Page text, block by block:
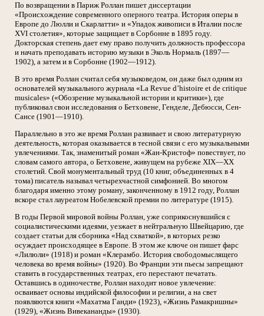
По возвращении в Париж Роллан пишет диссертации
«Происхождение современного оперного театра. История оперы в
Европе до Люлли и Скарлатти» и «Упадок живописи в Италии после
XVI столетия», которые защищает в Сорбонне в 1895 году.
Докторская степень дает ему право получить должность профессора
и начать преподавать историю музыки в Эколь Нормаль (1897—
1902), а затем и в Сорбонне (1902—1912).
В это время Роллан считал себя музыковедом, он даже был одним из
основателей музыкального журнала «La Revue d’histoire et de critique
musicales» («Обозрение музыкальной истории и критики»), где
публиковал свои исследования о Бетховене, Генделе, Дебюсси, Сен-
Сансе (1901—1910).
Параллельно в это же время Роллан развивает и свою литературную
деятельность, которая оказывается в тесной связи с его музыкальными
увлечениями. Так, знаменитый роман «Жан-Кристоф» повествует, по
словам самого автора, о Бетховене, живущем на рубеже XIX—XX
столетий. Свой монументальный труд (10 книг, объединенных в 4
тома) писатель называл четырехчастной симфонией. Во многом
благодаря именно этому роману, законченному в 1912 году, Роллан
вскоре стал лауреатом Нобелевской премии по литературе (1915).
В годы Первой мировой войны Роллан, уже соприкоснувшийся с
социалистическими идеями, уезжает в нейтральную Швейцарию, где
создает статьи для сборника «Над схваткой», в которых резко
осуждает происходящее в Европе. В этом же ключе он пишет фарс
«Лилюли» (1918) и роман «Клерамбо. История свободомыслящего
человека во время войны» (1920). Во Франции эти пьесы запрещают
ставить в государственных театрах, его перестают печатать.
Оставшись в одиночестве, Роллан находит новое увлечение:
осваивает основы индийской философии и религии, а на свет
появляются книги «Махатма Ганди» (1923), «Жизнь Рамакришны»
(1929), «Жизнь Вивекананды» (1930).